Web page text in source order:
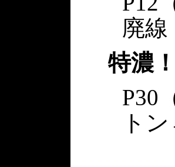
廃線
特濃
P30
ト